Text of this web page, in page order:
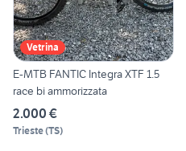
Vetrina
E-MTB FANTIC Integra XTF 1.5
race bi ammorizzata
2.000 €
Trieste(TS)